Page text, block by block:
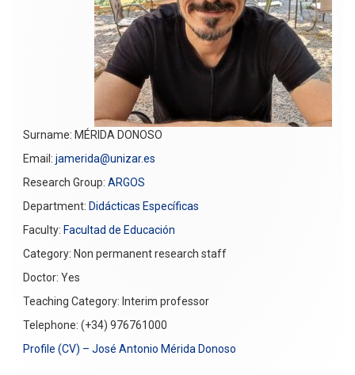
Surname: MÉRIDA DONOSO
Email: jamerida@unizar.es
Research Group: ARGOS
Department: Didácticas Específicas
Faculty: Facultad de Educación
Category: Non permanent research staff
Doctor: Yes
Teaching Category: Interim professor
Telephone: (+34) 976761000
Profile (CV) – José Antonio Mérida Donoso